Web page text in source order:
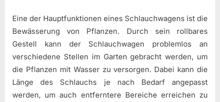
Eine der Hauptfunktionen eines Schlauchwagens ist die
Bewässerung von Pflanzen. Durch sein rollbares
Gestell kann der Schlauchwagen problemlos an
verschiedene Stellen im Garten gebracht werden, um
die Pflanzen mit Wasser zu versorgen. Dabei kann die
Länge des Schlauchs je nach Bedarf angepasst
werden, um auch entferntere Bereiche erreichen zu